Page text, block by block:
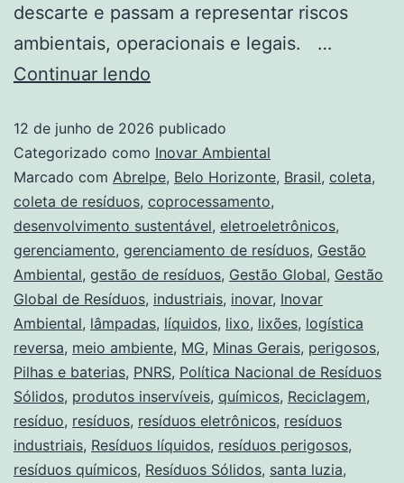
descarte e passam a representar riscos
ambientais, operacionais e legais. …
Continuar lendo
12 de junho de 2026 publicado
Categorizado como Inovar Ambiental
Marcado com Abrelpe, Belo Horizonte, Brasil, coleta,
coleta de resíduos, coprocessamento,
desenvolvimento sustentável, eletroeletrônicos,
gerenciamento, gerenciamento de resíduos, Gestão
Ambiental, gestão de resíduos, Gestão Global, Gestão
Global de Resíduos, industriais, inovar, Inovar
Ambiental, lâmpadas, líquidos, lixo, lixões, logística
reversa, meio ambiente, MG, Minas Gerais, perigosos,
Pilhas e baterias, PNRS, Política Nacional de Resíduos
Sólidos, produtos inservíveis, químicos, Reciclagem,
resíduo, resíduos, resíduos eletrônicos, resíduos
industriais, Resíduos líquidos, resíduos perigosos,
resíduos químicos, Resíduos Sólidos, santa luzia,